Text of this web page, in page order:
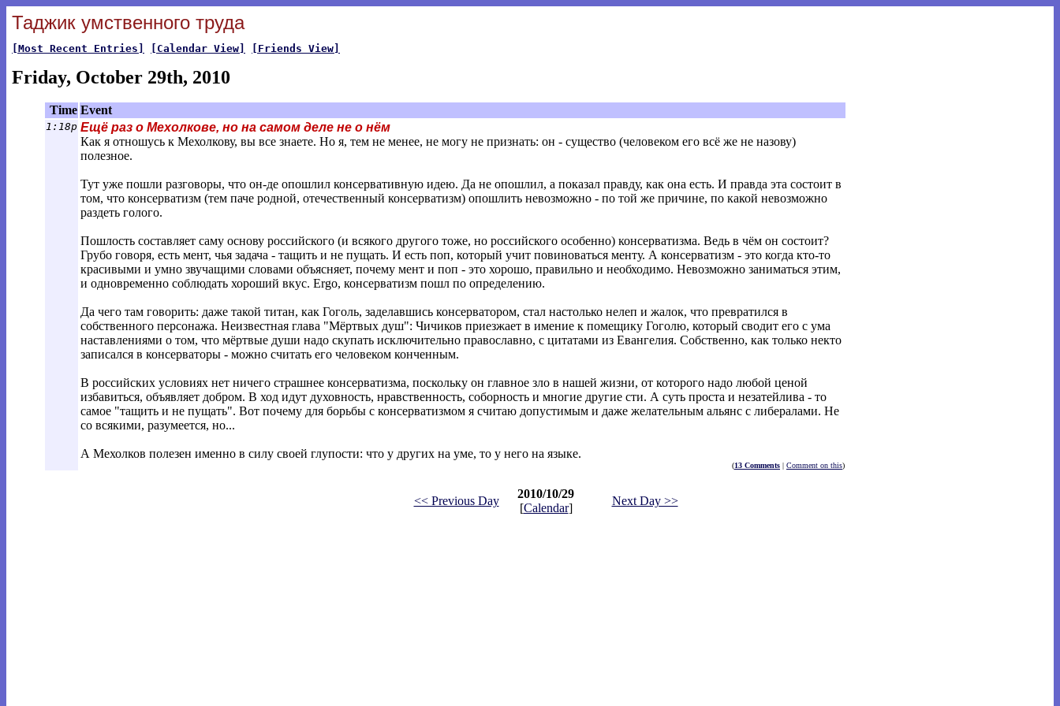
Таджик умственного труда
[Most Recent Entries] [Calendar View] [Friends View]
Friday, October 29th, 2010
Time Event
1:18p Ещё раз о Мехолкове, но на самом деле не о нём
Как я отношусь к Мехолкову, вы все знаете. Но я, тем не менее, не могу не признать: он - существо (человеком его всё же не назову)
полезное.
Тут уже пошли разговоры, что он-де опошлил консервативную идею. Да не опошлил, а показал правду, как она есть. И правда эта состоит в
том, что консерватизм (тем паче родной, отечественный консерватизм) опошлить невозможно - по той же причине, по какой невозможно
раздеть голого.
Пошлость составляет саму основу российского (и всякого другого тоже, но российского особенно) консерватизма. Ведь в чём он состоит?
Грубо говоря, есть мент, чья задача - тащить и не пущать. И есть поп, который учит повиноваться менту. А консерватизм - это когда кто-то
красивыми и умно звучащими словами объясняет, почему мент и поп - это хорошо, правильно и необходимо. Невозможно заниматься этим,
и одновременно соблюдать хороший вкус. Ergo, консерватизм пошл по определению.
Да чего там говорить: даже такой титан, как Гоголь, заделавшись консерватором, стал настолько нелеп и жалок, что превратился в
собственного персонажа. Неизвестная глава "Мёртвых душ": Чичиков приезжает в имение к помещику Гоголю, который сводит его с ума
наставлениями о том, что мёртвые души надо скупать исключительно православно, с цитатами из Евангелия. Собственно, как только некто
записался в консерваторы - можно считать его человеком конченным.
В российских условиях нет ничего страшнее консерватизма, поскольку он главное зло в нашей жизни, от которого надо любой ценой
избавиться, объявляет добром. В ход идут духовность, нравственность, соборность и многие другие сти. А суть проста и незатейлива - то
самое "тащить и не пущать". Вот почему для борьбы с консерватизмом я считаю допустимым и даже желательным альянс с либералами. Не
со всякими, разумеется, но...
А Мехолков полезен именно в силу своей глупости: что у других на уме, то у него на языке.
(13 Comments | Comment on this)
<< Previous Day
2010/10/29
[Calendar]
Next Day >>